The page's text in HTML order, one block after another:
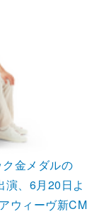
金メダルの
演、6月20日よ
ウィーヴ新CM